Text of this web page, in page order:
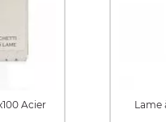
Acier
Lame